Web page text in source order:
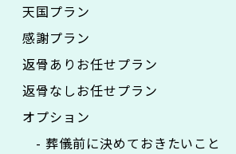
天国プラン
感謝プラン
返骨ありお任せプラン
返骨なしお任せプラン
オプション
- 葬儀前に決めておきたいこと